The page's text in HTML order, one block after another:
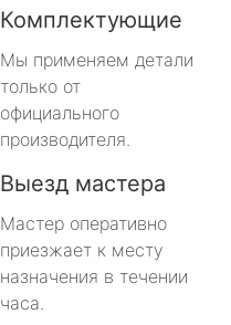
Комплектующие
Мы применяем детали
только от
официального
производителя.
Выезд мастера
Мастер оперативно
приезжает к месту
назначения в течении
часа.